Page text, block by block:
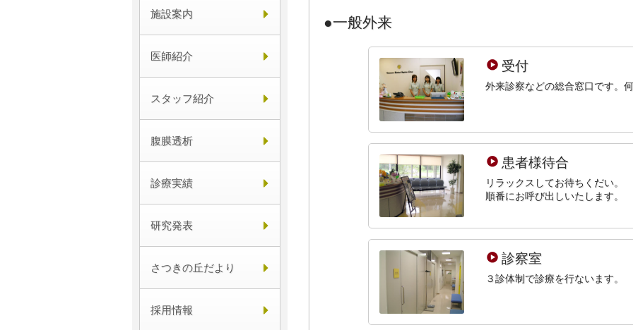
施設案内
医師紹介
スタッフ紹介
腹膜透析
診療実績
研究発表
さつきの丘だより
採用情報
一般外来
受付
外来診察などの総合窓口です。
患者様待合
リラックスしてお待ちくだい。
順番にお呼び出しいたします。
診察室
３診体制で診療を行ないます。